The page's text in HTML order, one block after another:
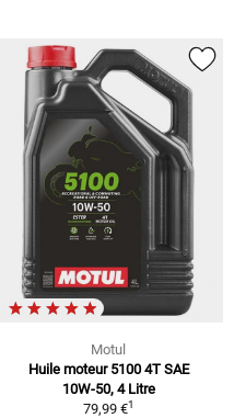
Motul
Huile moteur 5100 4T SAE
10W-50, 4 Litre
79,99 €1